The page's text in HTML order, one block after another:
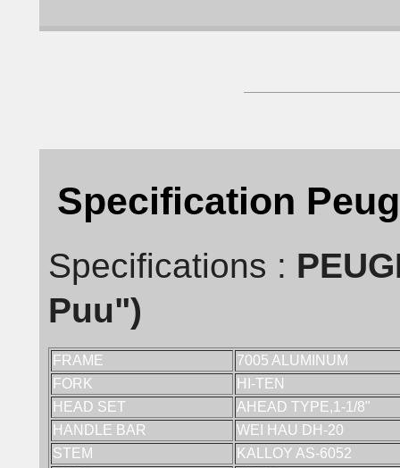
Specification
Specifications :
Puu")
FRAME
7005 ALUMINUM
FORK
HI-TEN
HEAD SET
AHEAD TYPE,1-1/8"
HANDLE BAR
WEI HAU DH-20
STEM
KALLOY AS-6052